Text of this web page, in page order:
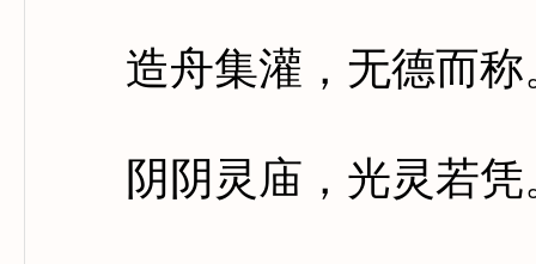
造舟集灌，无德而称
阴阴灵庙，光灵若凭